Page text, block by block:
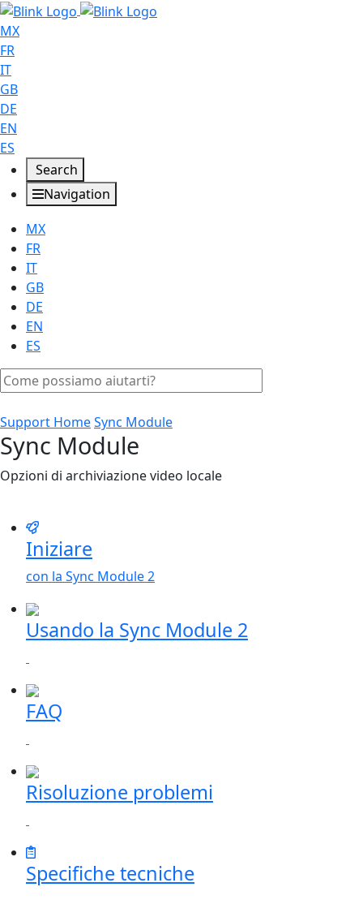
MX
FR
IT
GB
DE
EN
ES
Search
Navigation
MX
FR
IT
GB
DE
EN
ES
Support HomeSync Module
Sync Module
Opzioni di archiviazione video locale
Iniziare
con la Sync Module 2
Usando la Sync Module 2
FAQ
Risoluzione problemi
Specifiche tecniche